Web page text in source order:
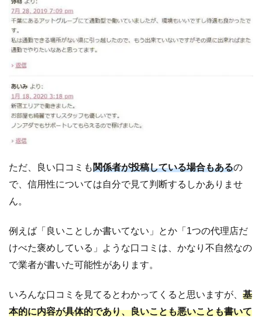
ただ、良い口コミも関係者が投稿している場合もあるの
で、信用性については自分で見て判断するしかありませ
ん。
例えば「良いことしか書いてない」とか「1つの代理店だ
けべた褒めしている」ような口コミは、かなり不自然なの
で業者が書いた可能性があります。
いろんな口コミを見てるとわかってくると思いますが、 基
本的に内容が具体的であり、良いことも悪いことも書いて